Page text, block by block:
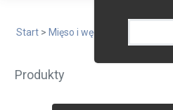
Start > Mięso i wędliny
Produkty